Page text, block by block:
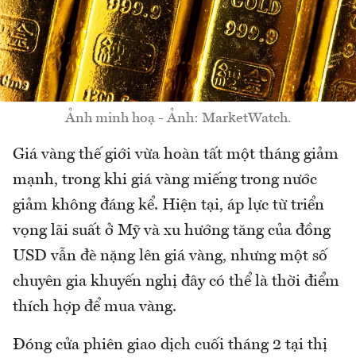
Ảnh minh hoạ - Ảnh: MarketWatch.
Giá vàng thế giới vừa hoàn tất một tháng giảm
mạnh, trong khi giá vàng miếng trong nước
giảm không đáng kể. Hiện tại, áp lực từ triển
vọng lãi suất ở Mỹ và xu hướng tăng của đồng
USD vẫn đè nặng lên giá vàng, nhưng một số
chuyên gia khuyến nghị đây có thể là thời điểm
thích hợp để mua vàng.
Đóng cửa phiên giao dịch cuối tháng 2 tại thị